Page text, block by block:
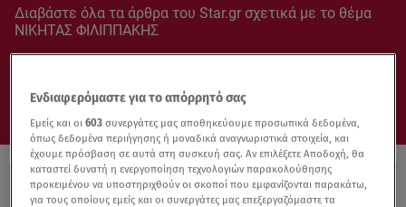
Διαβάστε όλα τα άρθρα του Star.gr σχετικά με το θέμα
ΝΙΚΗΤΑΣ ΦΙΛΙΠΠΑΚΗΣ
Ενδιαφερόμαστε για το απόρρητό σας
Εμείς και οι603 συνεργάτες μας αποθηκεύουμε προσωπικά δεδομένα,
όπως δεδομένα περιήγησης ή μοναδικά αναγνωριστικά στοιχεία, και
έχουμε πρόσβαση σε αυτά στη συσκευή σας. Αν επιλέξετε Αποδοχή, θα
καταστεί δυνατή η ενεργοποίηση τεχνολογιών παρακολούθησης
προκειμένου να υποστηριχθούν οι σκοποί που εμφανίζονται παρακάτω,
για τους οποίους εμείς και οι συνεργάτες μας επεξεργαζόμαστε τα